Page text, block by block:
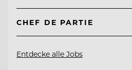
CHEF DE PARTIE
Entdecke alle Jobs